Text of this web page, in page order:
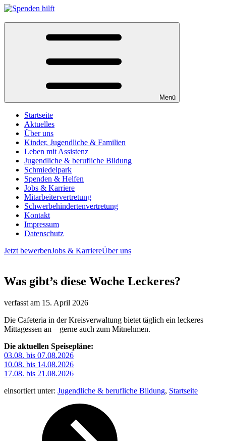
Menü
Startseite
Aktuelles
Über uns
Kinder, Jugendliche & Familien
Leben mit Assistenz
Jugendliche & berufliche Bildung
Schmiedelpark
Spenden & Helfen
Jobs & Karriere
Mitarbeitervertretung
Schwerbehindertenvertretung
Kontakt
Impressum
Datenschutz
Jetzt bewerbenJobs & KarriereÜber uns
Was gibt’s diese Woche Leckeres?
verfasst am 15. April 2026
Die Cafeteria in der Kreisverwaltung bietet täglich ein leckeres
Mittagessen an – gerne auch zum Mitnehmen.
Die aktuellen Speisepläne:
03.08. bis 07.08.2026
10.08. bis 14.08.2026
17.08. bis 21.08.2026
einsortiert unter: Jugendliche & berufliche Bildung, Startseite